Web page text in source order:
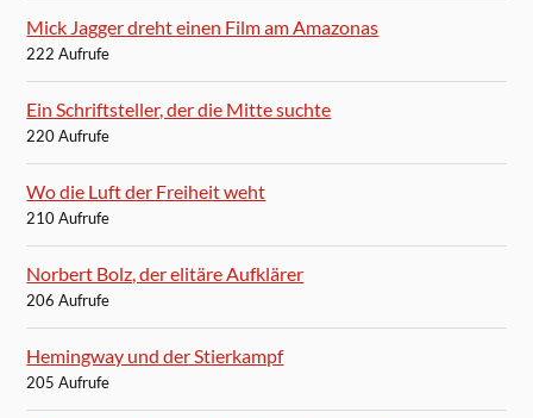
Mick Jagger dreht einen Film am Amazonas
222 Aufrufe
Ein Schriftsteller, der die Mitte suchte
220 Aufrufe
Wo die Luft der Freiheit weht
210 Aufrufe
Norbert Bolz, der elitäre Aufklärer
206 Aufrufe
Hemingway und der Stierkampf
205 Aufrufe